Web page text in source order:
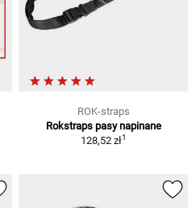
ROK-straps
Rokstraps pasy napinane
128,52 zł1